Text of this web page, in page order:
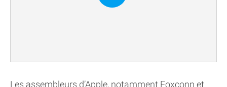
Les assembleurs d’Apple, notamment Foxconn et